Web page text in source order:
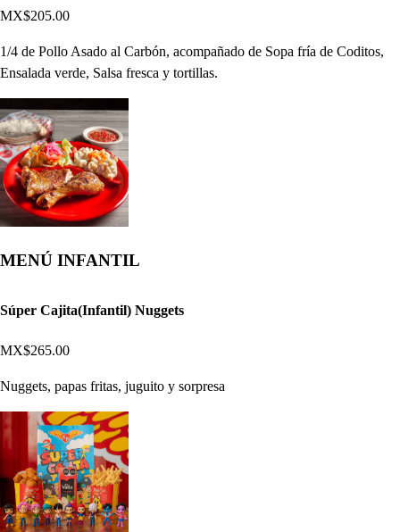
MX$205.00
1/4 de Pollo Asado al Carbón, acompañado de Sopa fría de Coditos,
Ensalada verde, Salsa fresca y tortillas.
MENÚ INFANTIL
Súper Cajita(Infantil) Nuggets
MX$265.00
Nuggets, papas fritas, juguito y sorpresa